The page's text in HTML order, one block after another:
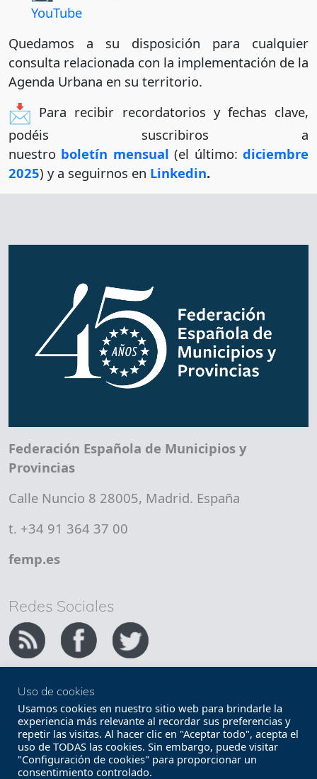
YouTube
Quedamos a su disposición para cualquier
consulta relacionada con la implementación de la
Agenda Urbana en su territorio.
Para recibir recordatorios y fechas clave,
podéis suscribiros a
nuestro boletín mensual (el último:diciembre
2025) y a seguirnos en Linkedin.
Federación Española de Municipios y
Provincias
Calle Nuncio 8 28005, Madrid. España
t. +34 91 364 37 00
femp.es
Redes Sociales
Copyright FEMP
Accesibilidad
Términos legales
Política de privacidad
Términos y condiciones de uso
Uso de cookies
Usamos cookies en nuestro sitio web para brindarle la
experiencia más relevante al recordar sus preferencias y
repetir las visitas. Al hacer clic en "Aceptar todo", acepta el
uso de TODAS las cookies. Sin embargo, puede visitar
"Configuración de cookies" para proporcionar un
consentimiento controlado.